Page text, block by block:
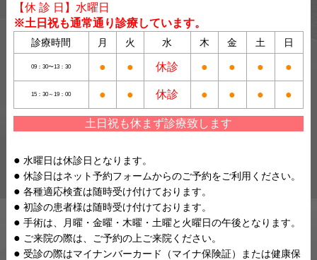
【休 診 日】水曜日
※土日祝も通常通り診療しています。
診療時間 月 火 水 木 金 土 日
09：30〜13：30 ● ● 休診 ● ● ● ●
15：30～19：00 ● ● 休診 ● ● ● ●
土日祝も休まず診療致します
水曜日は休診日となります。
休診日はネット予約フォームからのご予約をご利用ください。
各種適応検査は随時受け付けております。
初診の患者様は随時受け付けております。
手術は、月曜・金曜・木曜・土曜と火曜日の午後となります。
ご来院の際は、ご予約の上ご来院ください。
受診の際はマイナンバーカード（マイナ保険証）または健康保